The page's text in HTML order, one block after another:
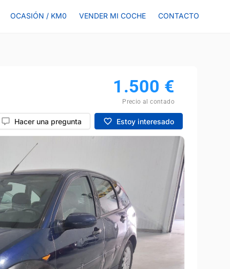
OCASIÓN / KM0 VENDER MI COCHE CONTACTO
1.500 €
Precio al contado
Hacer una pregunta Estoy interesado